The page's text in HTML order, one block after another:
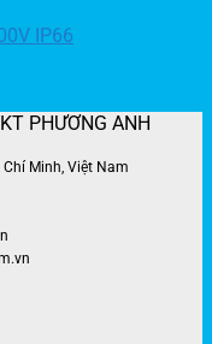
IP66
PHƯƠNG ANH
Minh, Việt Nam